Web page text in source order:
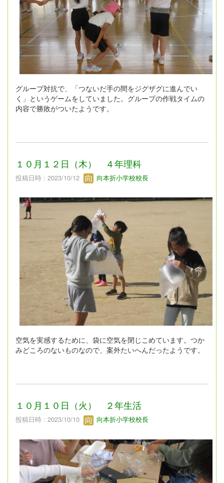
グループ対抗で、「つないだ手の間をジグザグに進んでい
く」というゲームをしていました。グループの作戦タイムの
内容で勝敗がついたようです。
１０月１２日（木） ４年理科
投稿日時 : 2023/10/12 向本折小学校校長
空気を実感するために、袋に空気を閉じこめています。つか
みどころのないものなので、案外たいへんだったようです。
１０月１０日（火） ２年生活
投稿日時 : 2023/10/10 向本折小学校校長